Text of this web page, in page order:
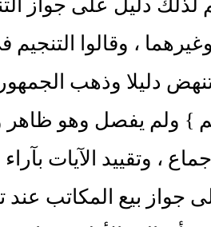
، وقالوا
دليلا وذهب
} ولم يفصل وهو ظاهر
، وتقييد الآيات
بيع المكاتب عند